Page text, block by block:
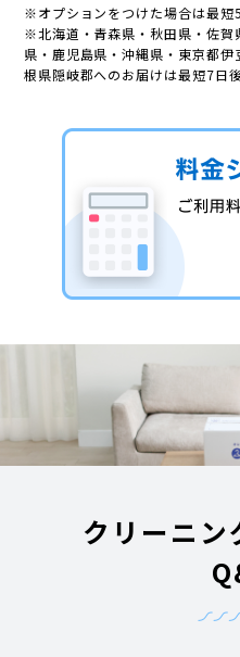
※オプションをつけた場合は最短
※北海道・青森県・秋田県・佐賀
県・鹿児島県・沖縄県・東京都
根県隠岐郡へのお届けは最短7日
クリーニン